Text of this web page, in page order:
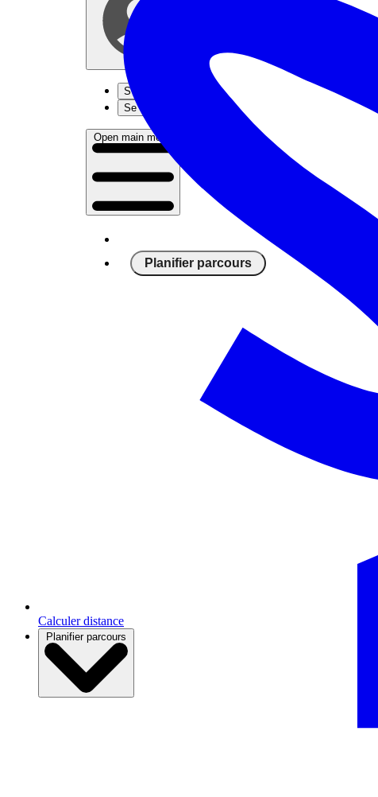
S'inscrire
Se connecter
Open main menu
Planifier parcours
Calculer distance
Planifier parcours